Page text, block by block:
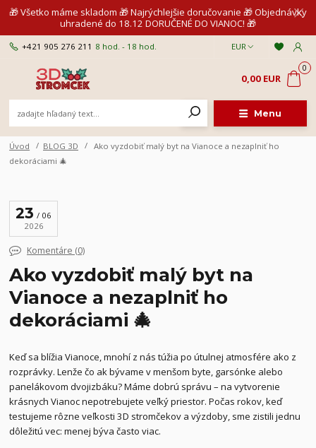
🎁 Všetko máme skladom 🎁 Najrýchlejšie doručovanie 🎁 Objednávky
uhradené do 18.12 DORUČENÉ DO VIANOC! 🎁
Menu
EUR
+421 905 276 211 8 hod. - 18 hod.
0
0,00 EUR
Úvod BLOG 3D
Ako vyzdobiť malý byt na Vianoce a nezaplniť ho
dekoráciami 🎄
23
06
2026
Komentáre (0)
Ako vyzdobiť malý byt na
Vianoce a nezaplniť ho
dekoráciami 🎄
Keď sa blížia Vianoce, mnohí z nás túžia po útulnej atmosfére ako z
rozprávky. Lenže čo ak bývame v menšom byte, garsónke alebo
panelákovom dvojizbáku? Máme dobrú správu – na vytvorenie
krásnych Vianoc nepotrebujete veľký priestor. Počas rokov, keď
testujeme rôzne veľkosti 3D stromčekov a výzdoby, sme zistili jednu
dôležitú vec: menej býva často viac.